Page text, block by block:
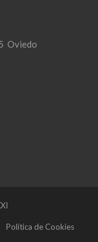
Oviedo
Política de Cookies